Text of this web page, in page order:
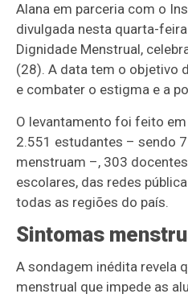
Alana em parceria com o
divulgada nesta quarta-
Dignidade Menstrual,
(28). A data tem o objetivo
e combater o estigma e a
O levantamento foi feito
2.551 estudantes – sendo
menstruam –, 303
escolares, das redes
todas as regiões do país.
Sintomas
A sondagem inédita revela
menstrual que impede as